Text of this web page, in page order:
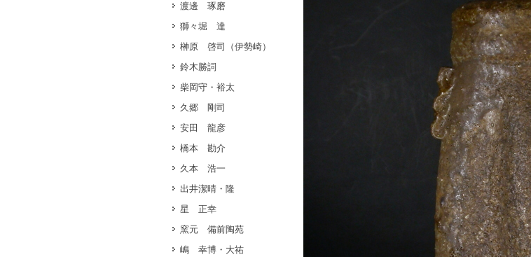
渡邊 琢磨
獅々堀 達
榊原 啓司（伊勢崎）
鈴木勝詞
柴岡守・裕太
久郷 剛司
安田 龍彦
橋本 勘介
久本 浩一
出井潔晴・隆
星 正幸
窯元 備前陶苑
嶋 幸博・大祐